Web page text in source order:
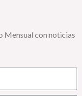
Mensual con noticias